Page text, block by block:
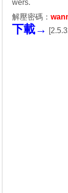
wers.
解壓密碼：
下載→ [